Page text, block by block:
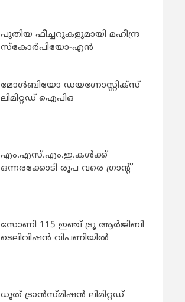
പുതിയ ഫീച്ചറുകളുമായി മഹീന്ദ്ര
സ്കോർപിയോ-എൻ
മോൾബിയോ ഡയഗ്നോസ്റ്റിക്സ്
ലിമിറ്റഡ് ഐപിഒ
എം.എസ്.എം.ഇ.കൾക്ക്
ഒന്നരക്കോടി രൂപ വരെ ഗ്രാന്റ്
സോണി 115 ഇഞ്ച് ട്രൂ ആർജിബി
ടെലിവിഷൻ വിപണിയിൽ
ധൂത് ട്രാൻസ്മിഷൻ ലിമിറ്റഡ്